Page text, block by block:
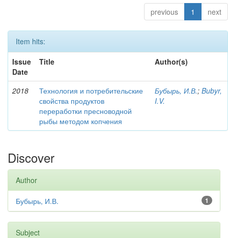
previous 1 next
Item hits:
Issue
Date
Title Author(s)
2018
Технология и потребительские
свойства продуктов
переработки пресноводной
рыбы методом копчения
Бубырь, И.В.; Bubyr,
I.V.
Discover
Author
1
Бубырь, И.В.
Subject